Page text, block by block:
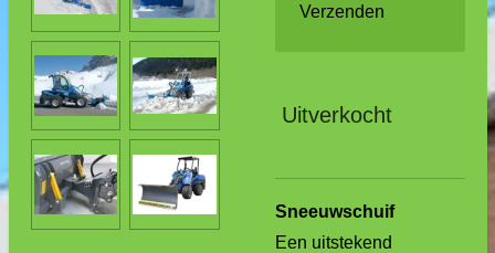
Verzenden
Uitverkocht
Sneeuwschuif
Een uitstekend